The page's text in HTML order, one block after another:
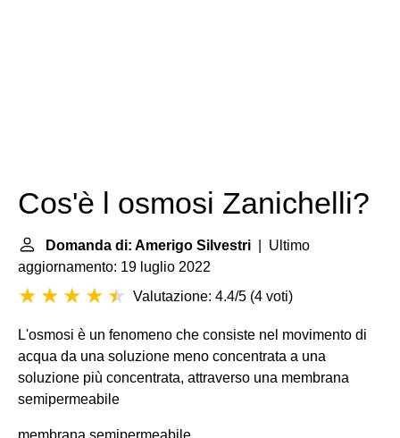
Cos'è l osmosi Zanichelli?
Domanda di: Amerigo Silvestri | Ultimo
aggiornamento: 19 luglio 2022
Valutazione: 4.4/5 (4 voti)
L'osmosi è un fenomeno che consiste nel movimento di
acqua da una soluzione meno concentrata a una
soluzione più concentrata, attraverso una membrana
semipermeabile
membrana semipermeabile